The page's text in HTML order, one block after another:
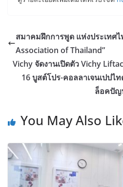
สมาคมฝึกการพูด แห่งประเทศไ
Association of Thailand”
Vichy จัดงานเปิดตัว Vichy
16 บูสต์โปร-คอลลาเจนเปปไ
ล็อคปัญ
You May Also